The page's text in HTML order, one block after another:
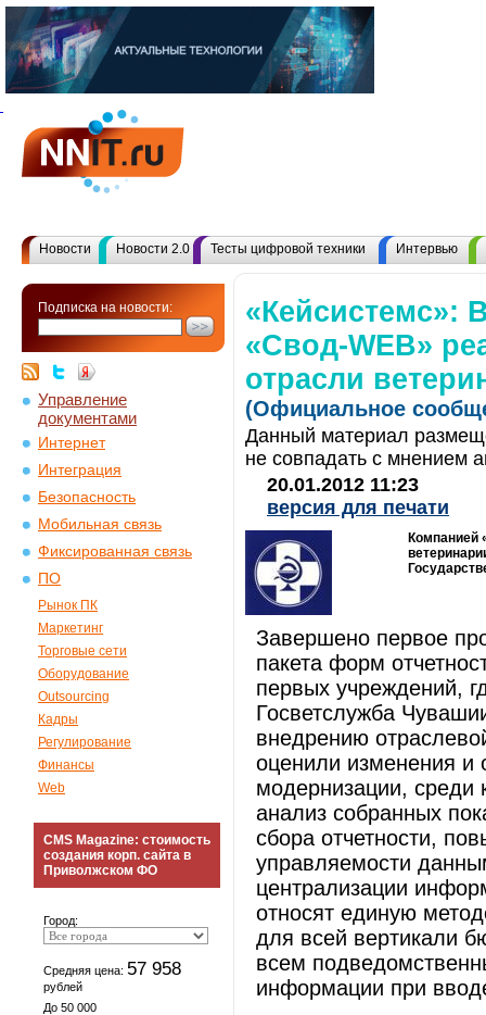
Новости Новости 2.0 Тесты цифровой техники Интервью
Подписка на новости:
Управление
документами
Интернет
Интеграция
Безопасность
Мобильная связь
Фиксированная связь
ПО
Рынок ПК
Маркетинг
Торговые сети
Оборудование
Outsourcing
Кадры
Регулирование
Финансы
Web
CMS Magazine: стоимость
создания корп. сайта в
Приволжском ФО
Город:
Средняя цена: 57 958
рублей
До 50 000
«Кейсистемс»:
«Свод-WEB»
отрасли
(Официальное
Данный материал
не совпадать с мнением
20.01.2012 11:23
версия для печати
Компанией
Завершено первое
пакета форм
первых учреждений,
Госветслужба
внедрению
оценили изменения и
модернизации, среди
анализ собранных
сбора отчетности,
управляемости
централизации
относят единую
для всей вертикали
всем
информации при